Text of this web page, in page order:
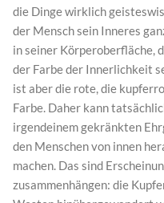
die Dinge wirklich
der Mensch sein Inneres
in seiner Körperoberfläche,
der Farbe der Innerlichkeit
ist aber die rote, die
Farbe. Daher kann
irgendeinem gekränkten
den Menschen von innen
machen. Das sind
zusammenhängen: die